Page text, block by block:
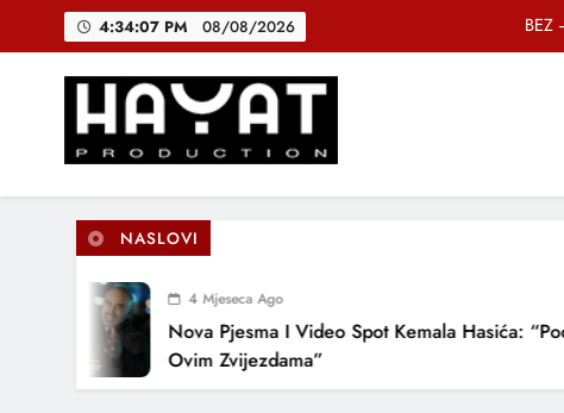
4:34:07 PM 08/08/2026
BEZ
DJEČIJI HOR
DJEČIJI HOR
Hayat Production
Promocija domaće muzike
NASLOVI
4 Mjeseca Ago
Nova Pjesma I Video Spot Kemala Hasića: “Pod
Ovim Zvijezdama”